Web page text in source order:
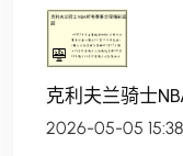
克利夫兰骑士
2026-05-05